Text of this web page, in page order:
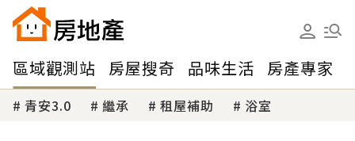
區域觀測站 房屋搜奇 品味生活 房產專家
青安3.0 繼承 租屋補助 浴室